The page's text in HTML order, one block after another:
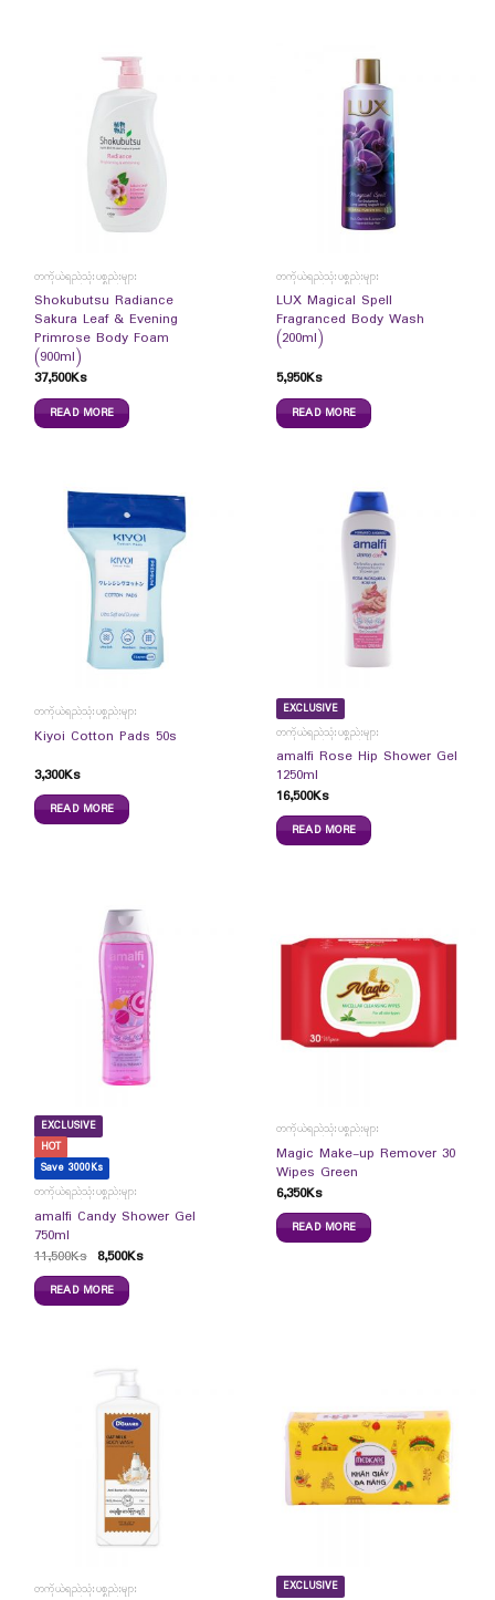
တကိုယ်ရည်သုံးပစ္စည်းများ
Shokubutsu Radiance
Sakura Leaf & Evening
Primrose Body Foam
(900ml)
37,500Ks
READ MORE
တကိုယ်ရည်သုံးပစ္စည်းများ
LUX Magical Spell
Fragranced Body Wash
(200ml)
5,950Ks
READ MORE
တကိုယ်ရည်သုံးပစ္စည်းများ
Kiyoi Cotton Pads 50s
3,300Ks
READ MORE
EXCLUSIVE
တကိုယ်ရည်သုံးပစ္စည်းများ
amalfi Rose Hip Shower Gel
1250ml
16,500Ks
READ MORE
EXCLUSIVE
HOT
Save 3000Ks
တကိုယ်ရည်သုံးပစ္စည်းများ
amalfi Candy Shower Gel
750ml
11,500Ks 8,500Ks
READ MORE
တကိုယ်ရည်သုံးပစ္စည်းများ
Magic Make-up Remover 30
Wipes Green
6,350Ks
READ MORE
တကိုယ်ရည်သုံးပစ္စည်းများ
EXCLUSIVE